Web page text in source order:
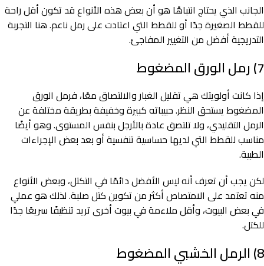
الجانب الذي يحتاج انتباهًا هو أن بعض هذه الأنواع قد تكون أقل راحة
للقطط الصغيرة جدًا أو للقطط التي اعتادت على رمل ناعم. هنا التجربة
التدريجية أفضل من التغيير المفاجئ.
7) رمل الورق المضغوط
إذا كانت أولويتك هي تقليل الغبار والالتصاق معًا، فرمل الورق
المضغوط يستحق النظر. حبيباته كبيرة وخفيفة بطريقة مختلفة عن
الرمل التقليدي، ولا تلتصق عادة بالأرجل بنفس المستوى. وهو أيضًا
مناسب للقطط التي لديها حساسية تنفسية أو بعد بعض الإجراءات
الطبية.
لكن يجب أن تعرف أنه ليس الأفضل دائمًا في التكتل، وبعض الأنواع
منه تعتمد على الامتصاص أكثر من تكوين كتل صلبة. لذلك هو عملي
في بعض البيوت، وأقل ملاءمة في بيوت أخرى تريد تنظيفًا سريعًا جدًا
للكتل.
8) الرمل الخشبي المضغوط